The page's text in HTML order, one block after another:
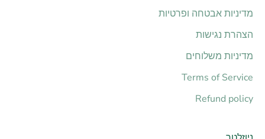
מדיניות אבטחה ופרטיות
הצהרת נגישות
מדיניות משלוחים
Terms of Service
Refund policy